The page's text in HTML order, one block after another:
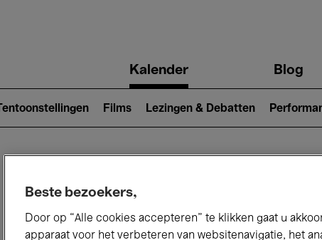
navigationKalender Blog
Tentoonstellingen Films Lezingen & Debatten
Beste bezoekers,
Door op “Alle cookies accepteren” te klikken gaat u
apparaat voor het verbeteren van websitenavigatie, het